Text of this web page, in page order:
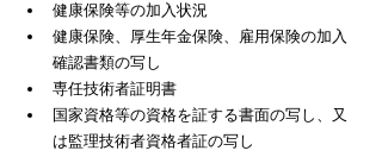
健康保険等の加入状況
健康保険、厚生年金保険、雇用保険の加入
確認書類の写し
専任技術者証明書
国家資格等の資格を証する書面の写し、又
は監理技術者資格者証の写し